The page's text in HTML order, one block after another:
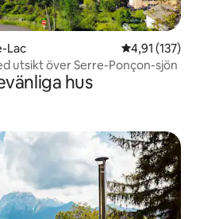
Lac 4,91 av 5 i
4,91 (137)
utsikt över Serre-Ponçon-sjön
hus